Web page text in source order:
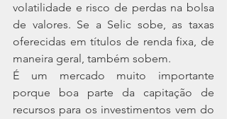
volatilidade e risco de perdas na bolsa
de valores. Se a Selic sobe, as taxas
oferecidas em títulos de renda fixa, de
maneira geral, também sobem.
É um mercado muito importante
porque boa parte da capitação de
recursos para os investimentos vem do